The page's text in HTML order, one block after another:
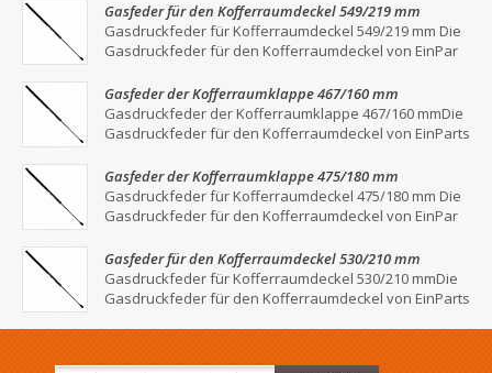
Gasfeder für den Kofferraumdeckel 549/219 mm
Gasdruckfeder für Kofferraumdeckel 549/219 mm Die
Gasdruckfeder für den Kofferraumdeckel von EinPar
Gasfeder der Kofferraumklappe 467/160 mm
Gasdruckfeder der Kofferraumklappe 467/160 mmDie
Gasdruckfeder für den Kofferraumdeckel von EinParts
Gasfeder der Kofferraumklappe 475/180 mm
Gasdruckfeder für Kofferraumdeckel 475/180 mm Die
Gasdruckfeder für den Kofferraumdeckel von EinPar
Gasfeder für den Kofferraumdeckel 530/210 mm
Gasdruckfeder für Kofferraumdeckel 530/210 mmDie
Gasdruckfeder für den Kofferraumdeckel von EinParts